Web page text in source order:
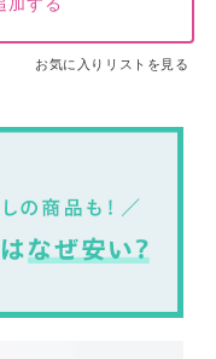
加する
お気に入りリストを見る